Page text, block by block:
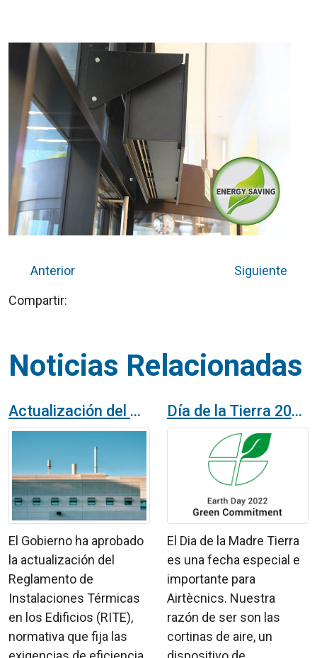
Anterior
Siguiente
Compartir:
Noticias Relacionadas
Actualización del RITE, la normativa que regula la calidad del aire interior
El Gobierno ha aprobado
la actualización del
Reglamento de
Instalaciones Térmicas
en los Edificios (RITE),
normativa que fija las
Día de la Tierra 2022 en Airtècnics
El Dia de la Madre Tierra
es una fecha especial e
importante para
Airtècnics. Nuestra
razón de ser son las
cortinas de aire, un